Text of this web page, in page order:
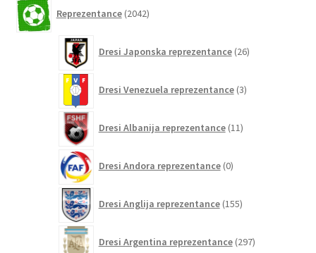
Reprezentance 2042izdelkov
Dresi Japonska reprezentance 26izdelkov
Dresi Venezuela reprezentance 3izdelki
Dresi Albanija reprezentance 11izdelkov
Dresi Andora reprezentance 0izdelkov
Dresi Anglija reprezentance 155izdelkov
Dresi Argentina reprezentance 297izdelkov